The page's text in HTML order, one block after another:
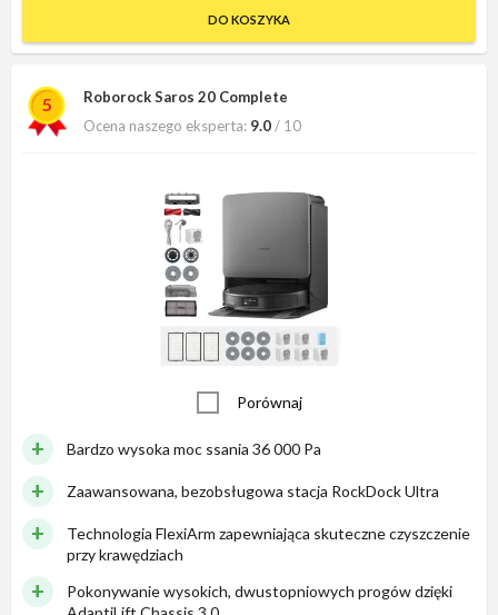
DO KOSZYKA
5
Roborock Saros 20 Complete
Ocena naszego eksperta: 9.0/ 10
Porównaj
Bardzo wysoka moc ssania 36 000 Pa
Zaawansowana, bezobsługowa stacja RockDock Ultra
Technologia FlexiArm zapewniająca skuteczne czyszczenie
przy krawędziach
Pokonywanie wysokich, dwustopniowych progów dzięki